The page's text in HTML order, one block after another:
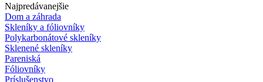
Najpredávanejšie
Dom a záhrada
Skleníky a fóliovníky
Polykarbonátové skleníky
Sklenené skleníky
Pareniská
Fóliovníky
Príslušenstvo